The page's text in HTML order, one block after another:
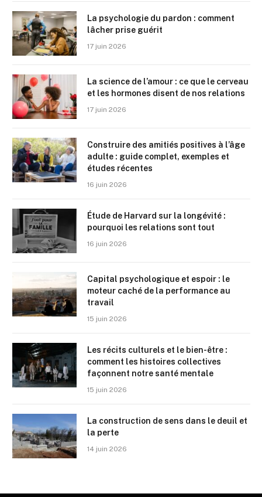
La psychologie du pardon : comment
lâcher prise guérit
17 juin 2026
La science de l’amour : ce que le cerveau
et les hormones disent de nos relations
17 juin 2026
Construire des amitiés positives à l’âge
adulte : guide complet, exemples et
études récentes
16 juin 2026
Étude de Harvard sur la longévité :
pourquoi les relations sont tout
16 juin 2026
Capital psychologique et espoir : le
moteur caché de la performance au
travail
15 juin 2026
Les récits culturels et le bien-être :
comment les histoires collectives
façonnent notre santé mentale
15 juin 2026
La construction de sens dans le deuil et
la perte
14 juin 2026